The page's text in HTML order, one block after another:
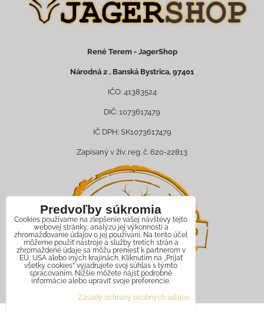
René Terem - JagerShop
Národná 2 , Banská Bystrica, 97401
IČO: 41383524
DIČ: 1073617479
IČ DPH: SK1073617479
Zapísaný v živ. reg. č. 620-22813
Predvoľby súkromia
Cookies používame na zlepšenie vašej návštevy tejto
webovej stránky, analýzu jej výkonnosti a
zhromažďovanie údajov o jej používaní. Na tento účel
môžeme použiť nástroje a služby tretích strán a
zhromaždené údaje sa môžu preniesť k partnerom v
EÚ, USA alebo iných krajinách. Kliknutím na „Prijať
všetky cookies“ vyjadrujete svoj súhlas s týmto
spracovaním. Nižšie môžete nájsť podrobné
informácie alebo upraviť svoje preferencie.
Zásady ochrany osobných údajov